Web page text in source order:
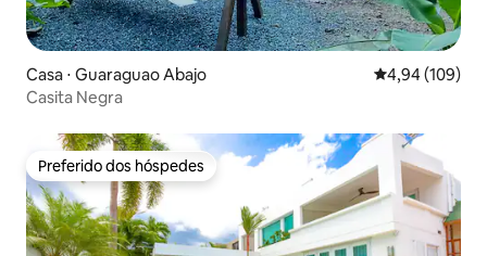
Casa ⋅ Guaraguao Abajo 4,94 de uma
4,94 (109)
Casita Negra
Preferido dos hóspedes
Preferido dos hóspedes